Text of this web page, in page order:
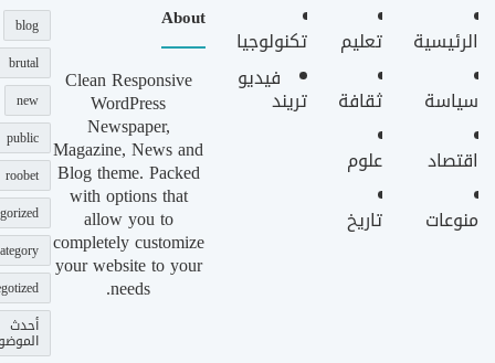
الرئيسية
سياسة
اقتصاد
منوعات
تعليم
ثقافة
علوم
تاريخ
تكنولوجيا
فيديو
تريند
About
Clean Responsive
WordPress
Newspaper,
Magazine, News and
Blog theme. Packed
with options that
allow you to
completely customize
your website to your
needs.
blog
brutal
new
public
roobet
أحدث